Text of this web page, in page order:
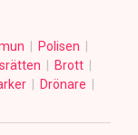
Polisen
Brott
Drönare